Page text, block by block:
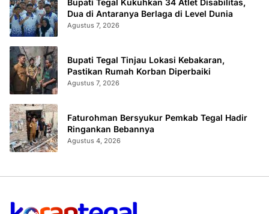
Bupati Tegal Kukuhkan 34 Atlet Disabilitas,
Dua di Antaranya Berlaga di Level Dunia
Agustus 7, 2026
Bupati Tegal Tinjau Lokasi Kebakaran,
Pastikan Rumah Korban Diperbaiki
Agustus 7, 2026
Faturohman Bersyukur Pemkab Tegal Hadir
Ringankan Bebannya
Agustus 4, 2026